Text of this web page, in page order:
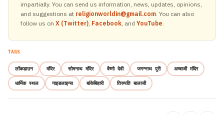
impartially. You can send us information, news, updates, opinions,
and suggestions at religionworldin@gmail.com. You can also
follow us on X (Twitter), Facebook, and YouTube.
TAGS
लॉकडाउन मंदिर सोमनाथ मंदिर वैष्णो देवी जगन्नाथ पुरी अम्बाजी मंदिर
धार्मिक स्थल गाइडलाइन्स बांकेबिहारी तिरुपति बालाजी